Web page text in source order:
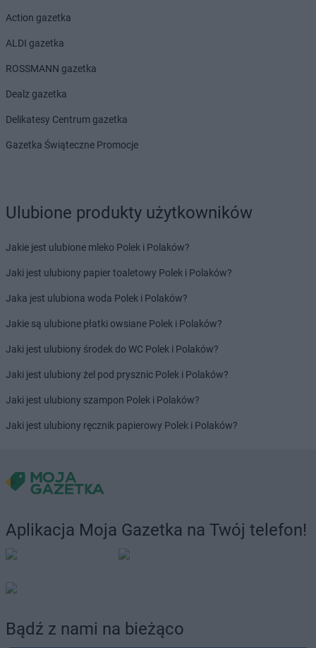
Action gazetka
ALDI gazetka
ROSSMANN gazetka
Dealz gazetka
Delikatesy Centrum gazetka
Gazetka Świąteczne Promocje
Ulubione produkty użytkowników
Jakie jest ulubione mleko Polek i Polaków?
Jaki jest ulubiony papier toaletowy Polek i Polaków?
Jaka jest ulubiona woda Polek i Polaków?
Jakie są ulubione płatki owsiane Polek i Polaków?
Jaki jest ulubiony środek do WC Polek i Polaków?
Jaki jest ulubiony żel pod prysznic Polek i Polaków?
Jaki jest ulubiony szampon Polek i Polaków?
Jaki jest ulubiony ręcznik papierowy Polek i Polaków?
Aplikacja Moja Gazetka na Twój telefon!
Bądź z nami na bieżąco